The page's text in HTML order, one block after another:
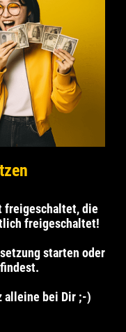
freigeschaltet, die
freigeschaltet!
starten oder
alleine bei Dir ;-)